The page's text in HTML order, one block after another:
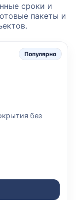
сроки и
пакеты и
Популярно
без